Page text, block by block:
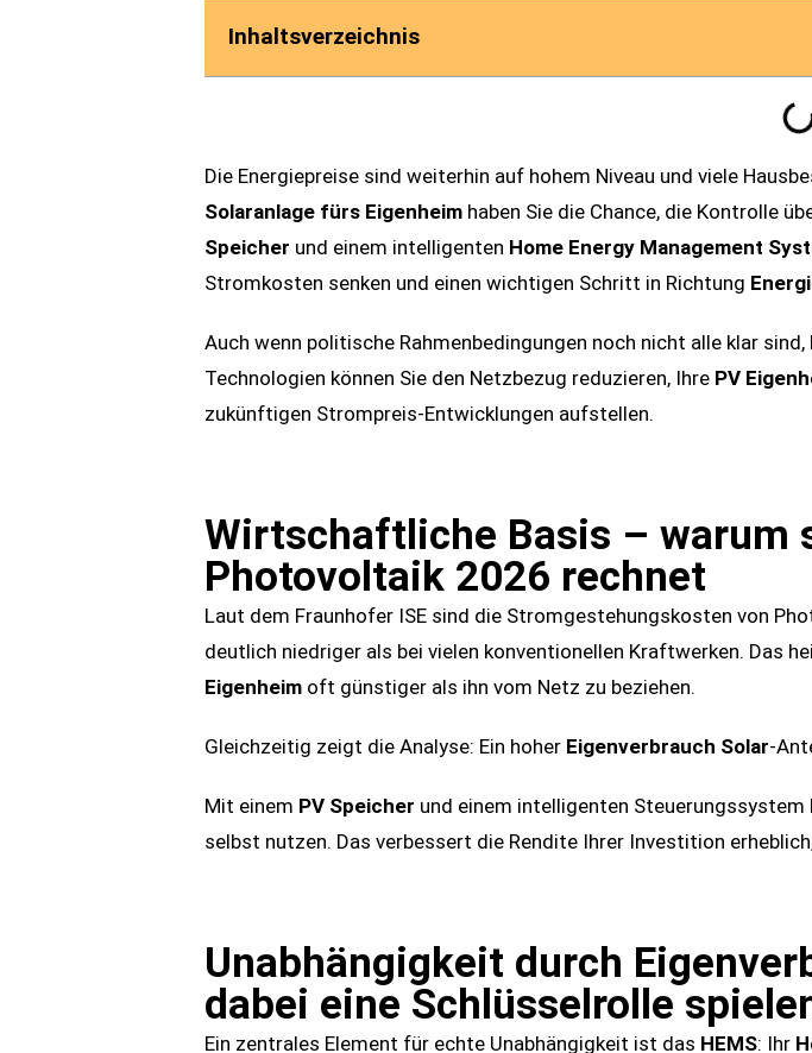
Inhaltsverzeichnis
Die Energiepreise sind weiterhin auf hohem Niveau und viele
Solaranlage fürs Eigenheim haben Sie die Chance, die Kontrolle
Speicher und einem intelligenten Home Energy Management
Stromkosten senken und einen wichtigen Schritt in Richtung
Auch wenn politische Rahmenbedingungen noch nicht alle klar
Technologien können Sie den Netzbezug reduzieren, Ihre PV
zukünftigen Strompreis-Entwicklungen aufstellen.
Wirtschaftliche Basis – warum
Photovoltaik 2026 rechnet
Laut dem Fraunhofer ISE sind die Stromgestehungskosten von
deutlich niedriger als bei vielen konventionellen Kraftwerken. Das
Eigenheim oft günstiger als ihn vom Netz zu beziehen.
Gleichzeitig zeigt die Analyse: Ein hoher Eigenverbrauch Solar-
Mit einem PV Speicher und einem intelligenten
selbst nutzen. Das verbessert die Rendite Ihrer Investition
Unabhängigkeit durch
dabei eine Schlüsselrolle
Ein zentrales Element für echte Unabhängigkeit ist das HEMS: Ihr